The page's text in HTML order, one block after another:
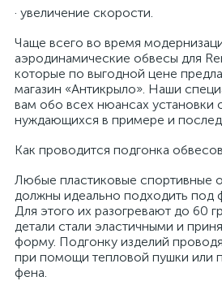
· увеличение скорости.
Чаще всего во время
аэродинамические обвесы для
которые по выгодной цене
магазин «Антикрыло». Наши
вам обо всех нюансах установки
нуждающихся в примере и
Как проводится подгонка
Любые пластиковые спортивные
должны идеально подходить под
Для этого их разогревают до 60
детали стали эластичными и
форму. Подгонку изделий
при помощи тепловой пушки или
фена.